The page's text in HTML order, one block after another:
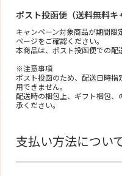
ポスト投函便（送料無料キ
キャンペーン対象商品が期間
ページをご確認ください。
本商品は、ポスト投函便での配
※注意事項
ポスト投函のため、配送日時
用できません。
配送時の梱包上、ギフト梱包
承ください。
支払い方法につい